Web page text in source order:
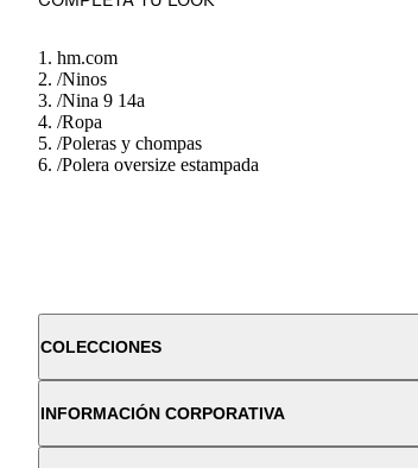
hm.com
/Ninos
/Nina 9 14a
/Ropa
/Poleras y chompas
/Polera oversize estampada
COLECCIONES
INFORMACIÓN CORPORATIVA